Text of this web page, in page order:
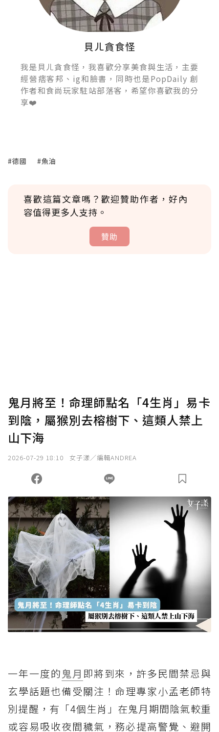
貝ㄦ貪食怪
我是貝ㄦ貪食怪，我喜歡分享美食與生活，主要
經營痞客邦、ig和臉書，同時也是PopDaily 創
作者和食尚玩家駐站部落客，希望你喜歡我的分
享❤️
#德國 #魚油
喜歡這篇文章嗎？歡迎贊助作者，好內
容值得更多人支持。
贊助
確認送出
您當前剩餘 U 利點數：0點；前往 購買點數
鬼月將至！命理師點名「4生肖」易卡
到陰，屬猴別去榕樹下、這類人禁上
山下海
2026-07-29 18:10 女子漾／編輯ANDREA
一年一度的鬼月 即將到來，許多民間禁忌與
玄學話題也備受關注！命理專家小孟老師特
別提醒，有「4個生肖」在鬼月期間陰氣較重
或容易吸收夜間穢氣，務必提高警覺、避開